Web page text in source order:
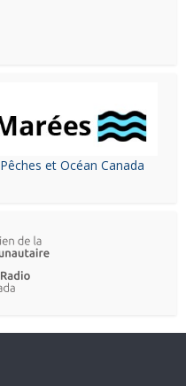
Pêches et Océan Canada